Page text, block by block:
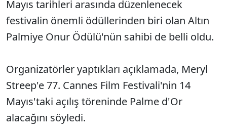
Mayıs tarihleri arasında düzenlenecek
festivalin önemli ödüllerinden biri olan Altın
Palmiye Onur Ödülü'nün sahibi de belli oldu.
Organizatörler yaptıkları açıklamada, Meryl
Streep'e 77. Cannes Film Festivali'nin 14
Mayıs'taki açılış töreninde Palme d'Or
alacağını söyledi.